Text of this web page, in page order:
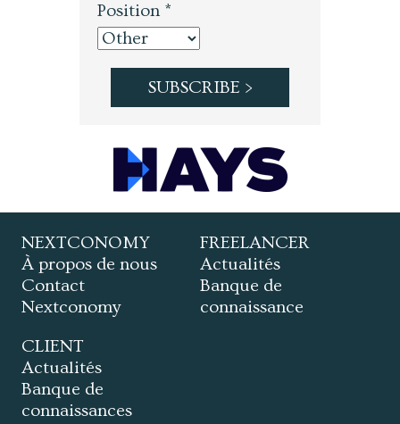
Position *
NEXTCONOMY
À propos de nous
Contact
Nextconomy
FREELANCER
Actualités
Banque de
connaissance
CLIENT
Actualités
Banque de
connaissances